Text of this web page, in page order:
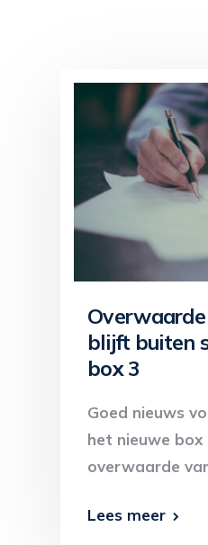
blijft buiten
box 3
Goed nieuws
het nieuwe
overwaarde
Lees meer